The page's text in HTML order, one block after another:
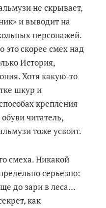
не скрывает,
и выводит на
персонажей.
это скорее смех над
История,
Хотя какую-то
шкур и
крепления
читатель,
тоже усвоит.
смеха. Никакой
серьезно:
до зари в леса…
как